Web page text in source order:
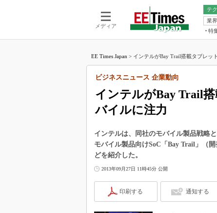
メディア
テ
電池／エネル
業
特
福田昭
大山聡
学漂流
世界を
この
で起こ
EE Times Japan > インテルがBay Trail搭載タブレッ
インテルがBay Trail
バイルに注力
ビジネスニュース 企業動向
インテルは、同社のモバイル製品戦略
モバイル製品向けSoC「Bay Trail」（
どを紹介した。
2013年09月27日 11時45分 公開
印刷する 通知する